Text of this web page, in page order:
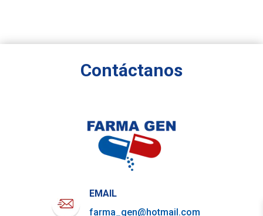
Contáctanos
EMAIL
farma_gen@hotmail.com